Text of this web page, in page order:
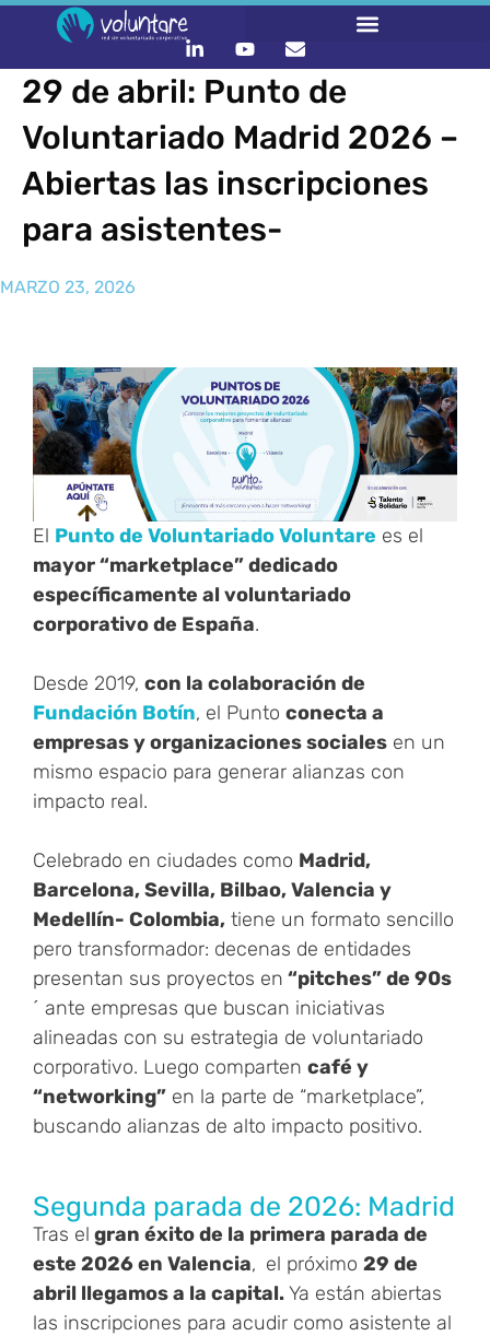
29 de abril: Punto de
Voluntariado Madrid 2026 –
Abiertas las inscripciones
para asistentes-
MARZO 23, 2026
El Punto de Voluntariado Voluntare es el
mayor “marketplace” dedicado
específicamente al voluntariado
corporativo de España.
Desde 2019, con la colaboración de
Fundación Botín, el Punto conecta a
empresas y organizaciones sociales en un
mismo espacio para generar alianzas con
impacto real.
Celebrado en ciudades como Madrid,
Barcelona, Sevilla, Bilbao, Valencia y
Medellín- Colombia, tiene un formato sencillo
pero transformador: decenas de entidades
presentan sus proyectos en “pitches” de 90s
´ ante empresas que buscan iniciativas
alineadas con su estrategia de voluntariado
corporativo. Luego comparten café y
“networking” en la parte de “marketplace”,
buscando alianzas de alto impacto positivo.
Segunda parada de 2026: Madrid
Tras el gran éxito de la primera parada de
este 2026 en Valencia, el próximo 29 de
abril llegamos a la capital.Ya están abiertas
las inscripciones para acudir como asistente al